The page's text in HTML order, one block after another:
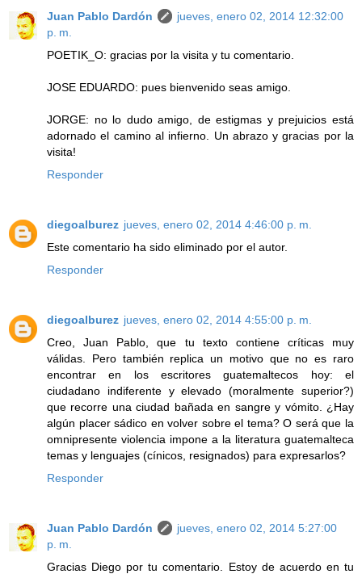
Juan Pablo Dardón
jueves, enero 02, 2014 12:32:00
p. m.
POETIK_O: gracias por la visita y tu comentario.
JOSE EDUARDO: pues bienvenido seas amigo.
JORGE: no lo dudo amigo, de estigmas y prejuicios está
adornado el camino al infierno. Un abrazo y gracias por la
visita!
Responder
diegoalburez jueves, enero 02, 2014 4:46:00 p. m.
Este comentario ha sido eliminado por el autor.
Responder
diegoalburez jueves, enero 02, 2014 4:55:00 p. m.
Creo, Juan Pablo, que tu texto contiene críticas muy
válidas. Pero también replica un motivo que no es raro
encontrar en los escritores guatemaltecos hoy: el
ciudadano indiferente y elevado (moralmente superior?)
que recorre una ciudad bañada en sangre y vómito. ¿Hay
algún placer sádico en volver sobre el tema? O será que la
omnipresente violencia impone a la literatura guatemalteca
temas y lenguajes (cínicos, resignados) para expresarlos?
Responder
Juan Pablo Dardón
jueves, enero 02, 2014 5:27:00
p. m.
Gracias Diego por tu comentario. Estoy de acuerdo en tu